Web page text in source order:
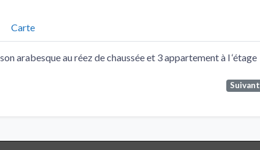
Carte
arabesque au réez de chaussée et 3 appartement à l ‘étage
Suivant